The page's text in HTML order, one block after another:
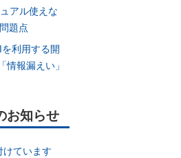
アル使えな
題点
利用する開
報漏えい」
お知らせ
けています